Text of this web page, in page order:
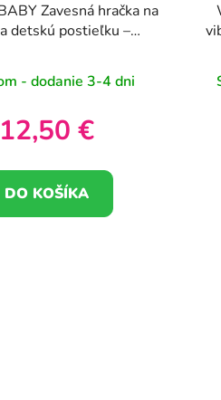
Zavesná hračka na
detskú postieľku –
6 mesiacov
- dodanie 3-4 dni
12,50 €
DO KOŠÍKA